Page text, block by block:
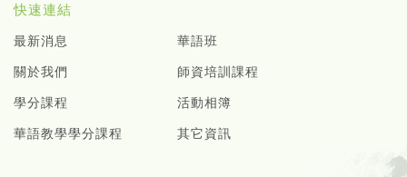
快速連結
最新消息
關於我們
學分課程
華語教學學分課程
華語班
師資培訓課程
活動相簿
其它資訊